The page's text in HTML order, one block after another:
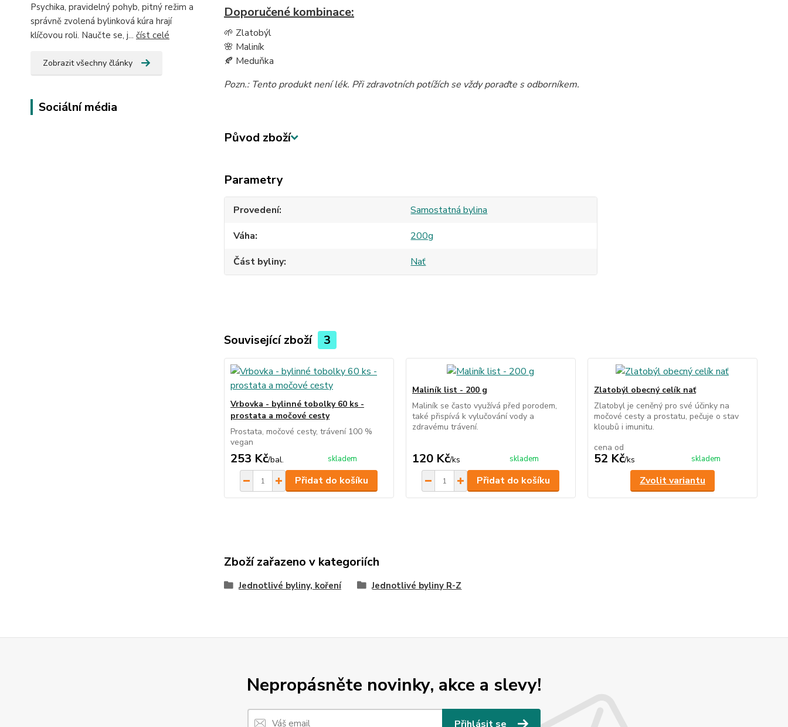
Psychika, pravidelný pohyb, pitný režim a
správně zvolená bylinková kúra hrají
klíčovou roli. Naučte se, j... číst celé
Zobrazit všechny články
Sociální média
Doporučené kombinace:
🌱 Zlatobýl
🌸 Maliník
🍂 Meduňka
Pozn.: Tento produkt není lék. Při zdravotních potížích se vždy poraďte s odborníkem.
Původ zboží
Parametry
Provedení
Samostatná bylina
Váha
200g
Část byliny
Nať
Související zboží 3
Vrbovka - bylinné tobolky 60 ks -
prostata a močové cesty
Prostata, močové cesty, trávení 100 %
vegan
253 Kč/bal. skladem
Přidat do košíku
Maliník list - 200 g
Maliník se často využívá před porodem,
také přispívá k vylučování vody a
zdravému trávení.
120 Kč/ks skladem
Přidat do košíku
Zlatobýl obecný celík nať
Zlatobyl je ceněný pro své účinky na
močové cesty a prostatu, pečuje o stav
kloubů i imunitu.
cena od
52 Kč/ks skladem
Zvolit variantu
Zboží zařazeno v kategoriích
Jednotlivé byliny, koření Jednotlivé byliny R-Z
Nepropásněte novinky, akce a slevy!
Přihlásit se